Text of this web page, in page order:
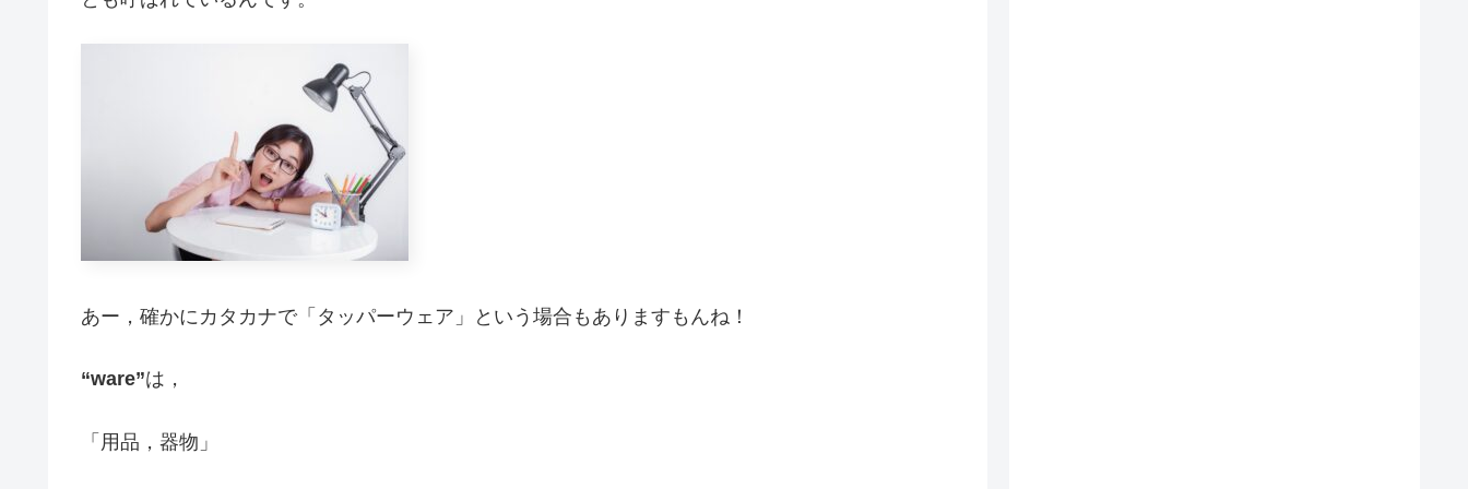
あー，確かにカタカナで「タッパーウェア」という場合もありますもんね！
“ware”は，
「用品，器物」